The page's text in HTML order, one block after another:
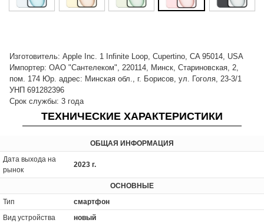
Изготовитель: Apple Inc. 1 Infinite Loop, Cupertino, CA 95014, USA
Импортер: ОАО "Сантелеком", 220114, Минск, Стариновская, 2,
пом. 174 Юр. адрес: Минская обл., г. Борисов, ул. Гоголя, 23-3/1
УНП 691282396
Срок службы: 3 года
ТЕХНИЧЕСКИЕ ХАРАКТЕРИСТИКИ
ОБЩАЯ ИНФОРМАЦИЯ
Дата выхода на
рынок
2023 г.
ОСНОВНЫЕ
Тип
смартфон
Вид устройства
новый